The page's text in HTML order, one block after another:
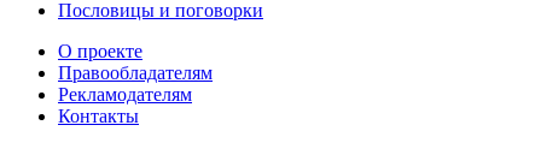
Пословицы и поговорки
О проекте
Правообладателям
Рекламодателям
Контакты